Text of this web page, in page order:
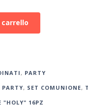
, PARTY
PARTY, SET COMUNIONE,
"HOLY" 16PZ